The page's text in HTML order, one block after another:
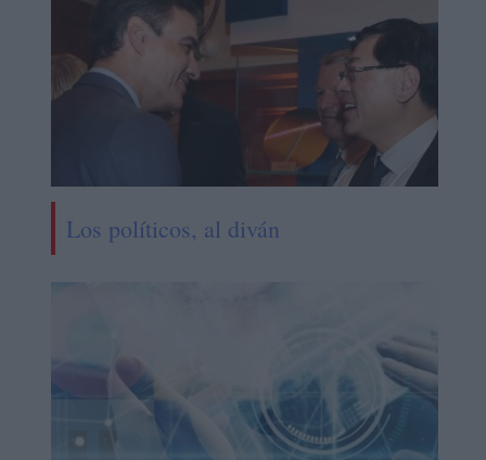
Los políticos, al diván